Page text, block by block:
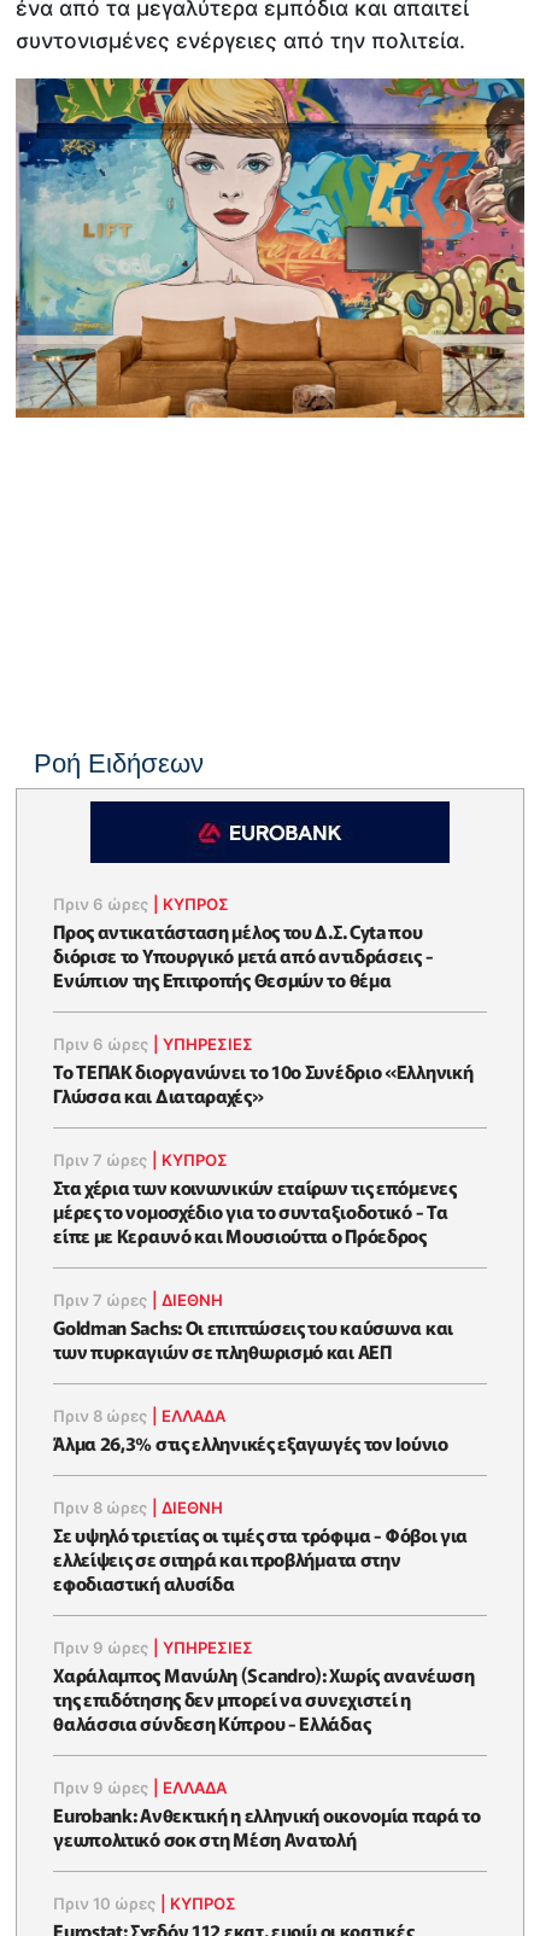
ένα από τα μεγαλύτερα εμπόδια και απαιτεί
συντονισμένες ενέργειες από την πολιτεία.
Ροή Ειδήσεων
Πριν 6 ώρες ΚΥΠΡΟΣ
Προς αντικατάσταση μέλος του Δ.Σ. Cyta που
διόρισε το Υπουργικό μετά από αντιδράσεις -
Ενώπιον της Επιτροπής Θεσμών το θέμα
Πριν 6 ώρες |ΥΠΗΡΕΣΙΕΣ
Το ΤΕΠΑΚ διοργανώνει το 10ο Συνέδριο «Ελληνική
Γλώσσα και Διαταραχές»
Πριν 7 ώρες ΚΥΠΡΟΣ
Στα χέρια των κοινωνικών εταίρων τις επόμενες
μέρες το νομοσχέδιο για το συνταξιοδοτικό - Τα
είπε με Κεραυνό και Μουσιούττα ο Πρόεδρος
Πριν 7 ώρες |ΔΙΕΘΝΗ
Goldman Sachs: Οι επιπτώσεις του καύσωνα και
των πυρκαγιών σε πληθωρισμό και ΑΕΠ
Πριν 8 ώρες ΕΛΛΆΔΑ
Άλμα 26,3% στις ελληνικές εξαγωγές τον Ιούνιο
Πριν 8 ώρες |ΔΙΕΘΝΗ
Σε υψηλό τριετίας οι τιμές στα τρόφιμα - Φόβοι για
ελλείψεις σε σιτηρά και προβλήματα στην
εφοδιαστική αλυσίδα
Πριν 9 ώρες |ΥΠΗΡΕΣΙΕΣ
Χαράλαμπος Μανώλη (Scandro): Χωρίς ανανέωση
της επιδότησης δεν μπορεί να συνεχιστεί η
θαλάσσια σύνδεση Κύπρου - Ελλάδας
Πριν 9 ώρες ΕΛΛΆΔΑ
Eurobank: Ανθεκτική η ελληνική οικονομία παρά το
γεωπολιτικό σοκ στη Μέση Ανατολή
Πριν 10 ώρες ΚΥΠΡΟΣ
Eurostat: Σχεδόν 112 εκατ. ευρώ οι κρατικές